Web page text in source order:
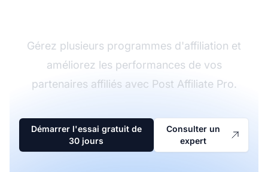
Gérez plusieurs programmes d'affiliation et
améliorez les performances de vos
partenaires affiliés avec Post Affiliate Pro.
Démarrer l'essai gratuit de
30 jours
Consulter un
expert